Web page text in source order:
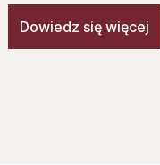
Dowiedz się więcej